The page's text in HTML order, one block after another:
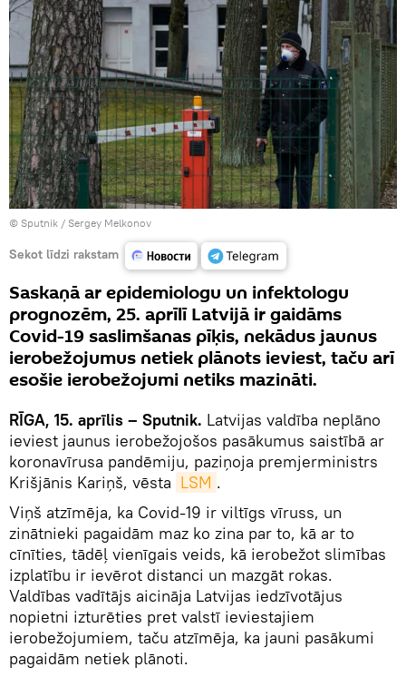
© Sputnik / Sergey Melkonov
Sekot līdzi rakstam
Saskaņā ar epidemiologu un infektologu
prognozēm, 25. aprīlī Latvijā ir gaidāms
Covid-19 saslimšanas pīķis, nekādus jaunus
ierobežojumus netiek plānots ieviest, taču arī
esošie ierobežojumi netiks mazināti.
RĪGA, 15. aprīlis – Sputnik. Latvijas valdība neplāno
ieviest jaunus ierobežojošos pasākumus saistībā ar
koronavīrusa pandēmiju, paziņoja premjerministrs
Krišjānis Kariņš, vēsta LSM .
Viņš atzīmēja, ka Covid-19 ir viltīgs vīruss, un
zinātnieki pagaidām maz ko zina par to, kā ar to
cīnīties, tādēļ vienīgais veids, kā ierobežot slimības
izplatību ir ievērot distanci un mazgāt rokas.
Valdības vadītājs aicināja Latvijas iedzīvotājus
nopietni izturēties pret valstī ieviestajiem
ierobežojumiem, taču atzīmēja, ka jauni pasākumi
pagaidām netiek plānoti.